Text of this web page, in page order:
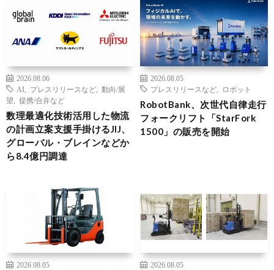
2026.08.06
AI
プレスリリースなど
動向/展
望
提携/合弁など
数理最適化技術活用した物流
の計画立案支援手掛けるJIJ、
グローバル・ブレインなどか
ら8.4億円調達
2026.08.05
プレスリリースなど
ロボット
RobotBank、次世代自律走行
フォークリフト「StarFork
1500」の販売を開始
2026.08.05
2026.08.05